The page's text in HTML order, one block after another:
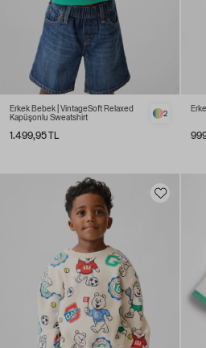
Erkek Bebek | VintageSoft Relaxed
Kapüşonlu Sweatshirt
1.499,95 TL
2